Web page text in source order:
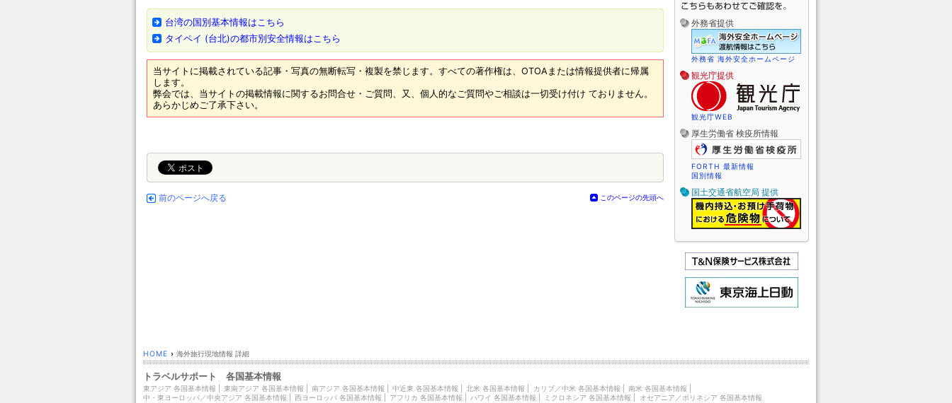
台湾の国別基本情報はこちら
タイペイ (台北)の都市別安全情報はこちら
当サイトに掲載されている記事・写真の無断転写・複製を禁じます。すべての著作権は、OTOAまたは情報提供者に帰属
します。
弊会では、当サイトの掲載情報に関するお問合せ・ご質問、又、個人的なご質問やご相談は一切受け付け ておりません。
あらかじめご了承下さい。
前のページへ戻る このページの先頭へ
外務省提供
外務省 海外安全ホームページ
観光庁提供
観光庁WEB
厚生労働省 検疫所情報
FORTH 最新情報
国別情報
国土交通省航空局 提供
HOME › 海外旅行現地情報 詳細
トラベルサポート 各国基本情報
東アジア 各国基本情報 東南アジア 各国基本情報 南アジア 各国基本情報 中近東 各国基本情報 北米 各国基本情報 カリブ／中米 各国基本情報 南米 各国基本情報
中・東ヨーロッパ／中央アジア 各国基本情報
西ヨーロッパ 各国基本情報 アフリカ 各国基本情報 ハワイ 各国基本情報 ミクロネシア 各国基本情報 オセアニア／ポリネシア 各国基本情報